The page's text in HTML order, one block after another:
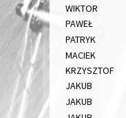
WIKTOR
PAWEŁ
PATRYK
MACIEK
KRZYSZTOF
JAKUB
JAKUB